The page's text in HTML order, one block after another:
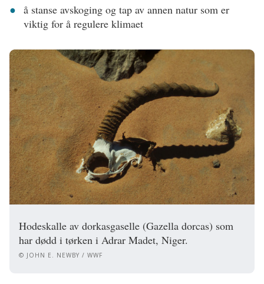
å stanse avskoging og tap av annen natur som er
viktig for å regulere klimaet
Hodeskalle av dorkasgaselle (Gazella dorcas) som
har dødd i tørken i Adrar Madet, Niger.
© JOHN E. NEWBY / WWF